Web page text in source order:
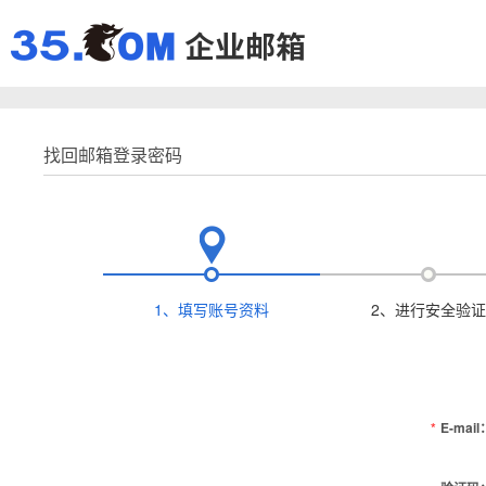
找回邮箱登录密码
1、填写账号资料 2、进行安全验证
* E-mail